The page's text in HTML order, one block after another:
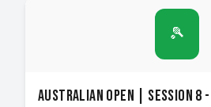
🎾
Australian Open | Session 8 -